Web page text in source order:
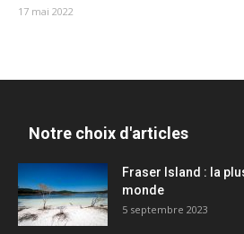
17 mai 2022
Notre choix d'articles
Fraser Island : la
monde
5 septembre 2023